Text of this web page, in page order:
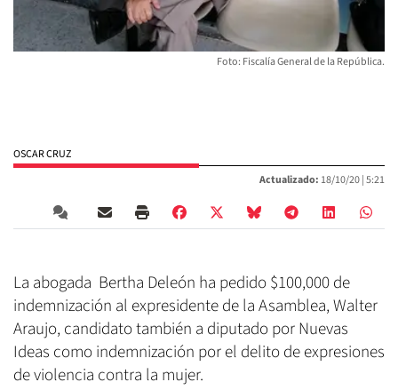
Foto: Fiscalía General de la República.
OSCAR CRUZ
Actualizado: 18/10/20 |5:21
La abogada Bertha Deleón ha pedido $100,000 de
indemnización al expresidente de la Asamblea, Walter
Araujo, candidato también a diputado por Nuevas
Ideas como indemnización por el delito de expresiones
de violencia contra la mujer.